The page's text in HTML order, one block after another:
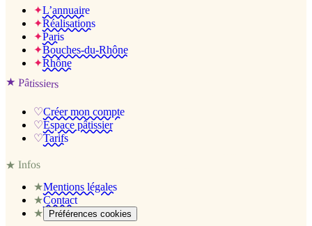
✦L’annuaire
✦Réalisations
✦Paris
✦Bouches-du-Rhône
✦Rhône
★ Pâtissiers
♡Créer mon compte
♡Espace pâtissier
♡Tarifs
★Infos
★Mentions légales
★Contact
★
Préférences cookies